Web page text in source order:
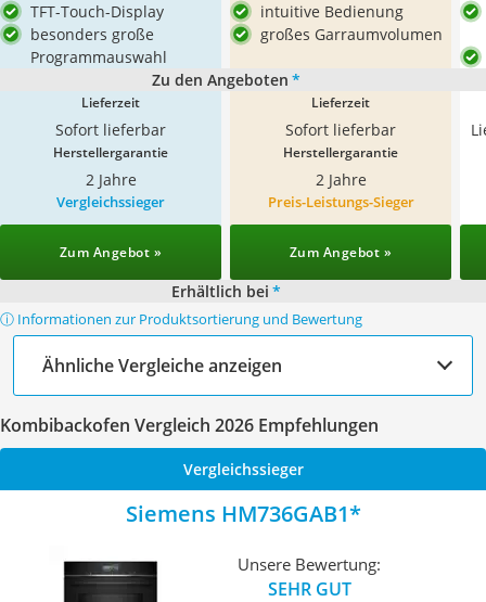
TFT-Touch-Display
besonders große
Programmauswahl
intuitive Bedienung
großes Garraumvolumen
Zu den Angeboten *
Lieferzeit
Sofort lieferbar
Lieferzeit
Sofort lieferbar
Herstellergarantie
2 Jahre
Herstellergarantie
2 Jahre
Vergleichssieger
Zum Angebot »
Preis-Leistungs-Sieger
Zum Angebot »
Erhältlich bei *
ⓘ Informationen zur Produktsortierung und Bewertung
Ähnliche Vergleiche anzeigen
Kombibackofen Vergleich 2026 Empfehlungen
Vergleichssieger
Siemens HM736GAB1
Unsere Bewertung:
SEHR GUT